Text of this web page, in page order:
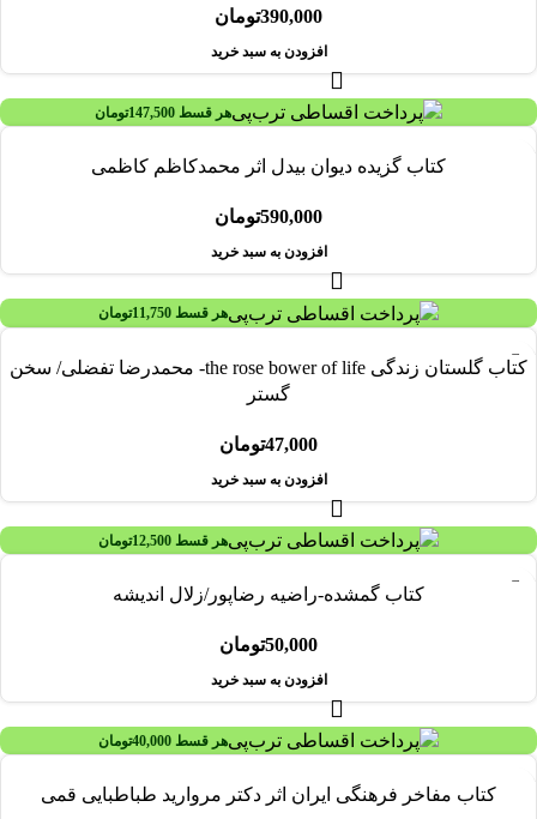
390,000تومان
افزودن به سبد خرید
هر قسط 147,500تومان
کتاب گزیده دیوان بیدل اثر محمدکاظم کاظمی
590,000تومان
افزودن به سبد خرید
هر قسط 11,750تومان
کتاب گلستان زندگی the rose bower of life- محمدرضا تفضلی/ سخن
گستر
47,000تومان
افزودن به سبد خرید
هر قسط 12,500تومان
کتاب گمشده-راضیه رضاپور/زلال اندیشه
50,000تومان
افزودن به سبد خرید
هر قسط 40,000تومان
کتاب مفاخر فرهنگی ایران اثر دکتر مروارید طباطبایی قمی